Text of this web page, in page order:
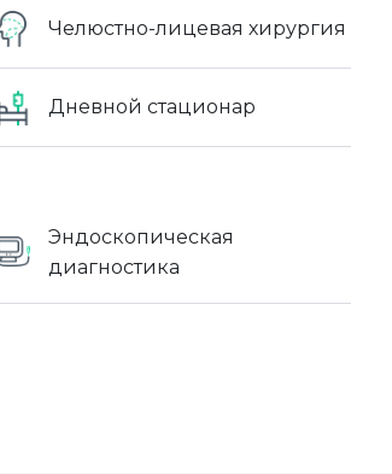
Челюстно-лицевая хирургия
Дневной стационар
Эндоскопическая
диагностика